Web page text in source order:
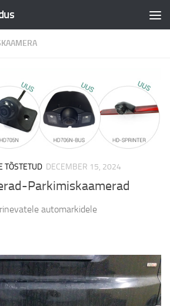
TÕSTETUD DECEMBER 15, 2024
Parkimiskaamerad
automarkidele